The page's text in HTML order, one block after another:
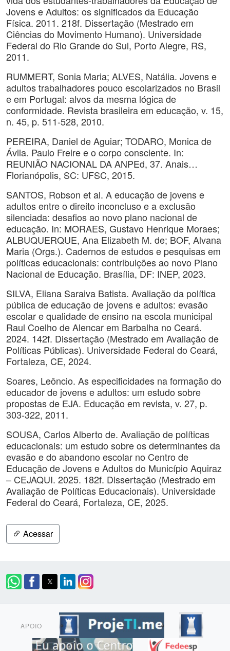
Jovens e Adultos: os significados da Educação
Física. 2011. 218f. Dissertação (Mestrado em
Ciências do Movimento Humano). Universidade
Federal do Rio Grande do Sul, Porto Alegre, RS,
2011.
RUMMERT, Sonia Maria; ALVES, Natália. Jovens e
adultos trabalhadores pouco escolarizados no Brasil
e em Portugal: alvos da mesma lógica de
conformidade. Revista brasileira em educação, v. 15,
n. 45, p. 511-528, 2010.
PEREIRA, Daniel de Aguiar; TODARO, Monica de
Ávila. Paulo Freire e o corpo consciente. In:
REUNIÃO NACIONAL DA ANPEd, 37. Anais…
Florianópolis, SC: UFSC, 2015.
SANTOS, Robson et al. A educação de jovens e
adultos entre o direito inconcluso e a exclusão
silenciada: desafios ao novo plano nacional de
educação. In: MORAES, Gustavo Henrique Moraes;
ALBUQUERQUE, Ana Elizabeth M. de; BOF, Alvana
Maria (Orgs.). Cadernos de estudos e pesquisas em
políticas educacionais: contribuições ao novo Plano
Nacional de Educação. Brasília, DF: INEP, 2023.
SILVA, Eliana Saraiva Batista. Avaliação da política
pública de educação de jovens e adultos: evasão
escolar e qualidade de ensino na escola municipal
Raul Coelho de Alencar em Barbalha no Ceará.
2024. 142f. Dissertação (Mestrado em Avaliação de
Políticas Públicas). Universidade Federal do Ceará,
Fortaleza, CE, 2024.
Soares, Leôncio. As especificidades na formação do
educador de jovens e adultos: um estudo sobre
propostas de EJA. Educação em revista, v. 27, p.
303-322, 2011.
SOUSA, Carlos Alberto de. Avaliação de políticas
educacionais: um estudo sobre os determinantes da
evasão e do abandono escolar no Centro de
Educação de Jovens e Adultos do Município Aquiraz
– CEJAQUI. 2025. 182f. Dissertação (Mestrado em
Avaliação de Políticas Educacionais). Universidade
Federal do Ceará, Fortaleza, CE, 2025.
Acessar
APOIO